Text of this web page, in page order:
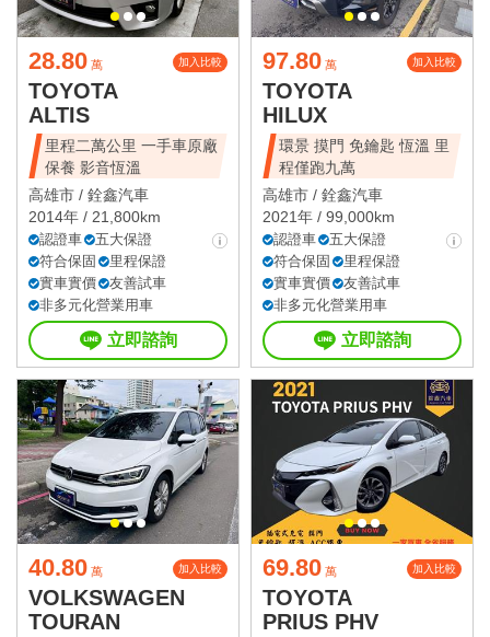
28.80 萬 加入比較
TOYOTA
ALTIS
里程二萬公里 一手車原廠
保養 影音恆溫
高雄市 / 銓鑫汽車
2014年 / 21,800km
認證車
五大保證
符合保固
里程保證
實車實價
友善試車
非多元化營業用車
立即諮詢
97.80 萬 加入比較
TOYOTA
HILUX
環景 摸門 免鑰匙 恆溫 里
程僅跑九萬
高雄市 / 銓鑫汽車
2021年 / 99,000km
認證車
五大保證
符合保固
里程保證
實車實價
友善試車
非多元化營業用車
立即諮詢
40.80 萬 加入比較
VOLKSWAGEN
TOURAN
69.80 萬 加入比較
TOYOTA
PRIUS PHV